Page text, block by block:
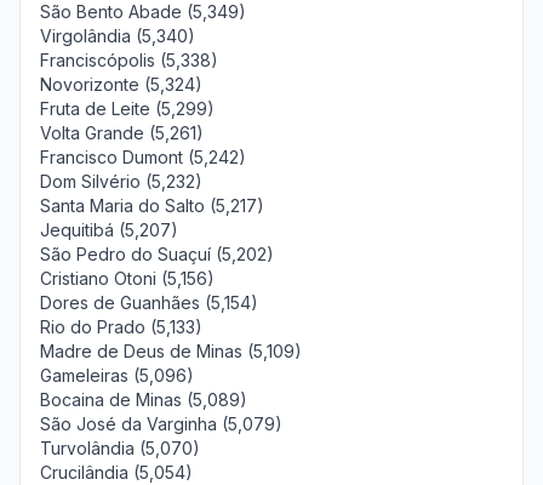
São Bento Abade (5,349)
Virgolândia (5,340)
Franciscópolis (5,338)
Novorizonte (5,324)
Fruta de Leite (5,299)
Volta Grande (5,261)
Francisco Dumont (5,242)
Dom Silvério (5,232)
Santa Maria do Salto (5,217)
Jequitibá (5,207)
São Pedro do Suaçuí (5,202)
Cristiano Otoni (5,156)
Dores de Guanhães (5,154)
Rio do Prado (5,133)
Madre de Deus de Minas (5,109)
Gameleiras (5,096)
Bocaina de Minas (5,089)
São José da Varginha (5,079)
Turvolândia (5,070)
Crucilândia (5,054)